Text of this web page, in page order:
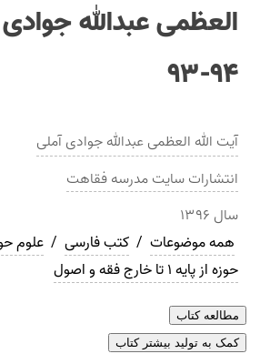
العظمی عبدالله
۹۴-۹۳
آیت الله العظمی عبدالله جوادی آملی
انتشاراتسايت مدرسه فقاهت
سال ۱۳۹۶
همه موضوعات / کتب فارسی / علوم
حوزه از پایه 1 تا خارج فقه و اصول
مطالعه کتاب
کمک به تولید بیشتر کتاب